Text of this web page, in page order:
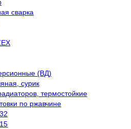
сварка
(ВД)
сурик
термостойкие
по ржавчине